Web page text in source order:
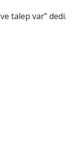
talep var” dedi.